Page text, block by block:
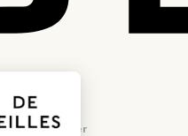
Aide
Nous contacter